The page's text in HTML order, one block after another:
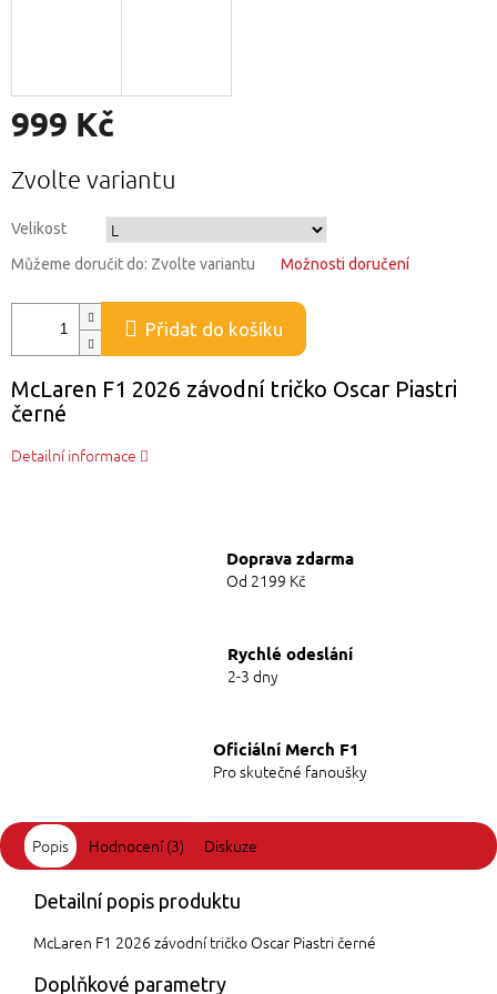
999 Kč
cena:
Zvolte variantu
Velikost
Můžeme doručit do: Zvolte variantu Možnosti doručení
Přidat do košíku
McLaren F1 2026 závodní tričko Oscar Piastri
černé
Detailní informace
Doprava zdarma
Od 2199 Kč
Rychlé odeslání
2-3 dny
Oficiální Merch F1
Pro skutečné fanoušky
Popis Hodnocení (3) Diskuze
Detailní popis produktu
McLaren F1 2026 závodní tričko Oscar Piastri černé
Doplňkové parametry